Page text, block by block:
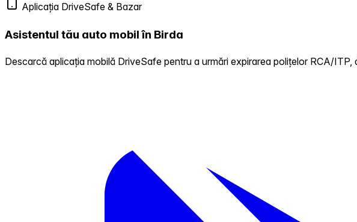
Aplicația DriveSafe & Bazar
Asistentul tău auto mobil în Birda
Descarcă aplicația mobilă DriveSafe pentru a urmări expirarea polițelor RCA/